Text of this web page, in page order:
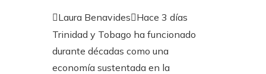
Laura Benavides Hace 3 días
Trinidad y Tobago ha funcionado
durante décadas como una
economía sustentada en la